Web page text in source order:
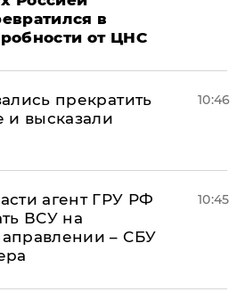
в
от ЦНС
прекратить
и высказали
10:46
агент ГРУ РФ
ВСУ на
– СБУ
10:45